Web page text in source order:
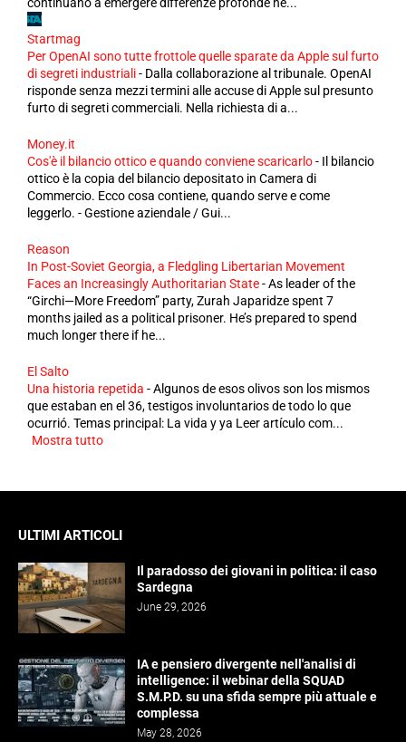
Startmag
Per OpenAI sono tutte frottole quelle sparate da Apple sul furto
di segreti industriali- Dalla collaborazione al tribunale. OpenAI
risponde senza mezzi termini alle accuse di Apple sul presunto
furto di segreti commerciali. Nella richiesta di a...
Money.it
Cos'è il bilancio ottico e quando conviene scaricarlo- Il bilancio
ottico è la copia del bilancio depositato in Camera di
Commercio. Ecco cosa contiene, quando serve e come
leggerlo. - Gestione aziendale / Gui...
Reason
In Post-Soviet Georgia, a Fledgling Libertarian Movement
Faces an Increasingly Authoritarian State-As leader of the
“Girchi—More Freedom” party, Zurah Japaridze spent 7
months jailed as a political prisoner. He’s prepared to spend
much longer there if he...
El Salto
Una historia repetida -Algunos de esos olivos son los mismos
que estaban en el 36, testigos involuntarios de todo lo que
ocurrió. Temas principal: La vida y ya Leer artículo com...
Mostra tutto
ULTIMI ARTICOLI
Il paradosso dei giovani in politica: il caso
Sardegna
June 29, 2026
IA e pensiero divergente nell'analisi di
intelligence: il webinar della SQUAD
S.M.P.D. su una sfida sempre più attuale e
complessa
May 28, 2026